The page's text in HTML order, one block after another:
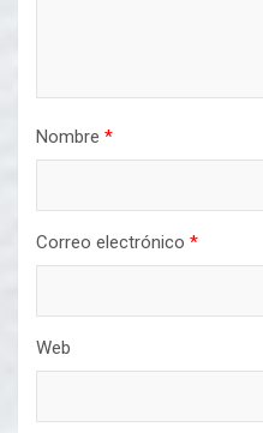
Nombre *
Correo electrónico *
Web